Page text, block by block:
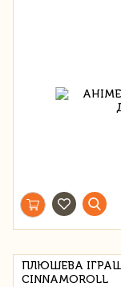
ПЛЮШЕВА
CINNAMOROLL